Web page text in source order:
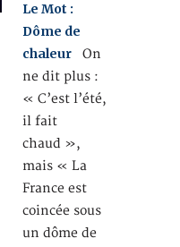
Le Mot :
Dôme de
chaleur On
ne dit plus :
« C’est l’été,
il fait
chaud »,
mais « La
France est
coincée sous
un dôme de